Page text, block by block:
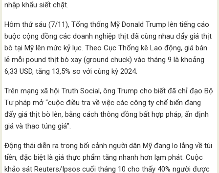
nhập khẩu siết chặt.
Hôm thứ sáu (7/11), Tổng thống Mỹ Donald Trump lên tiếng cáo
buộc cộng đồng các doanh nghiệp thịt đã cùng nhau đẩy giá thịt
bò tại Mỹ lên mức kỷ lục. Theo Cục Thống kê Lao động, giá bán
lẻ mỗi pound thịt bò xay (ground chuck) vào tháng 9 là khoảng
6,33 USD, tăng 13,5% so với cùng kỳ 2024.
Trên mạng xã hội Truth Social, ông Trump cho biết đã chỉ đạo Bộ
Tư pháp mở “cuộc điều tra về việc các công ty chế biến đang
đẩy giá thịt bò lên, bằng cách thông đồng bất hợp pháp, ấn định
giá và thao túng giá”.
Động thái diễn ra trong bối cảnh người dân Mỹ đang lo lắng về túi
tiền, đặc biệt là giá thực phẩm tăng nhanh hơn lạm phát. Cuộc
khảo sát Reuters/Ipsos cuối tháng 10 cho thấy 40% người được